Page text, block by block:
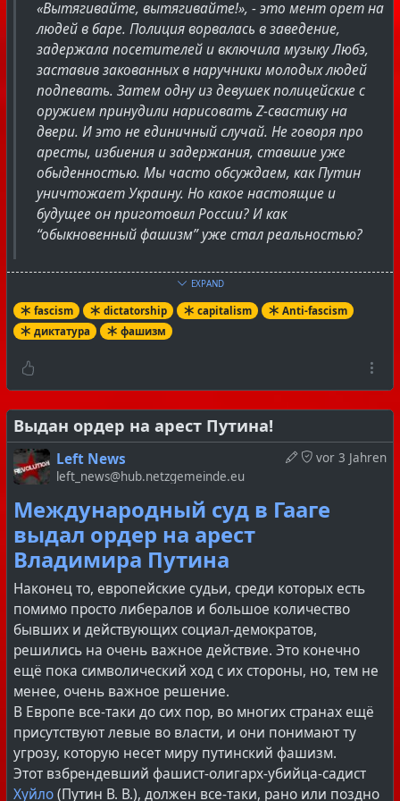
возможно и воссоздания обновленного СССР 2, где
все ошибки предыдущего СССР были бы учтены и
исправлены.
Напомним,что именно Путин, будучи тогда замом
мэра Ленинграда - Собчака, верного последователя
Ельцина и в то время, второго по популярности
человека из правящей, буржуазной туссовки,
выступил на стороне Ельцина. В сентябре-октябре, по
поручению Собчака, Путин организовал переброску
из Ленинграда спецназа участвовавшего в
блокировании здания Верховного Совета
Нынешний министр обороны РФ Шойгулично выдал
1000 автоматов
о. премьера Егору Гайдару, собиравшему ополчение
против Верховного Совета.
Именно при Путине в стране был построен самый
дорогой за всю историю РФ музей – т. н. «Ельцин-
центр»
Слава героям, павшим в защиту
Верховного Совета!
Смерть кровавому, ельцинско-
путинскому, оккупационному,
буржуазному, фашистскому
режиму!
К 30-й годовщине событий октября 1993-го года,
марксистский клуб "Политпросвет" выпустил 2 ролика
с детальным разбором событий и ответами на
вопросы. Так же, в описании роликов вы найдете
полный список литературы по данной теме.
https://youtube.com/live/AzI2yNgbMOs?
si=LTDYweEo0xBIIA1a
https://youtube.com/live/XWMKZTmXtjA?
si=6i9bpCfQ36Uny3UV
Канал "Красный Поворот", так же провел стрим на эту
«Вытягивайте, вытягивайте!», - это мент орет на
людей в баре. Полиция ворвалась в заведение,
задержала посетителей и включила музыку Любэ,
заставив закованных в наручники молодых людей
подпевать. Затем одну из девушек полицейские с
оружием принудили нарисовать Z-свастику на
двери. И это не единичный случай. Не говоря про
аресты, избиения и задержания, ставшие уже
обыденностью. Мы часто обсуждаем, как Путин
уничтожает Украину. Но какое настоящие и
будущее он приготовил России? И как
“обыкновенный фашизм” уже стал реальностью?
Да, это либеральный канал. Понимаем что они
(либералы) могут быть предвзятыми и корыстными,
но в данном случае, они говорят правду, а это значит
фашизмом.
_____________________________________________
Оставить комментарий, а так же подписаться на этот
канал вHubzilla, можно зарегистрировавшись в
Fediverse (при этом не забываем про Tor, VPN и другие
Fediverse– это объединение альтернативных,
некоммерческих, децентрализованных, open source,
федеративных социальных сетей, здесь нет цензуры
и единоначалия. Эти соцсети связанны между собой,
так что подписаться и оставить свой комментарий
можно из любой из них. Подробнее про Hubzilla
можно прочитать вотздесь.
EXPAND
fascism dictatorship capitalism
Anti-fascism
диктатура
фашизм
Выдан ордер на арест Путина!
vor 3 Jahren
Left News
left_news@hub.netzgemeinde.eu
Международный суд в Гааге
выдал ордер на арест
Владимира Путина
Наконец то, европейские судьи, среди которых есть
помимо просто либералов и большое количество
бывших и действующих социал-демократов,
решились на очень важное действие. Это конечно
ещё пока символический ход с их стороны, но, тем не
менее, очень важное решение.
В Европе все-таки до сих пор, во многих странах ещё
присутствуют левые во власти, и они понимают ту
угрозу, которую несет миру путинский фашизм.
Этот взбрендевший фашист-олигарх-убийца-садист
Хуйло(Путин В. В.), должен все-таки, рано или поздно